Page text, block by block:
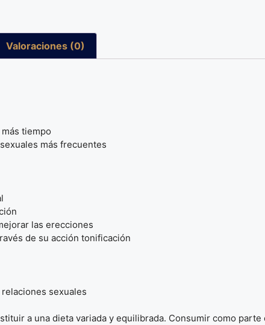
Valoraciones (0)
tiempo
más frecuentes
las erecciones
de su acción tonificación
sexuales
a una dieta variada y equilibrada. Consumir como